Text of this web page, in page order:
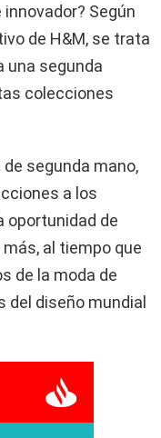
Según
de H&M, se trata
una segunda
colecciones
segunda mano,
a los
oportunidad de
al tiempo que
de la moda de
del diseño mundial